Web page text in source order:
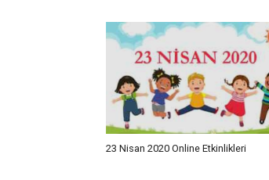
23 Nisan 2020 Online Etkinlikleri